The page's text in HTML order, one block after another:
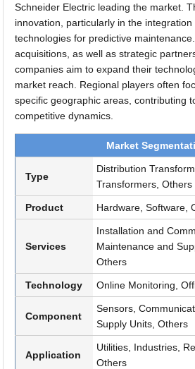
Schneider Electric leading the market.
innovation, particularly in the integration
technologies for predictive
acquisitions, as well as strategic
companies aim to expand their
market reach. Regional players often
specific geographic areas, contributing
competitive dynamics.
Market
Type
Distribution
Transformers, Others
Product Hardware, Software,
Services
Installation and
Maintenance and
Others
Technology Online Monitoring,
Component
Sensors,
Supply Units, Others
Application
Utilities, Industries,
Others